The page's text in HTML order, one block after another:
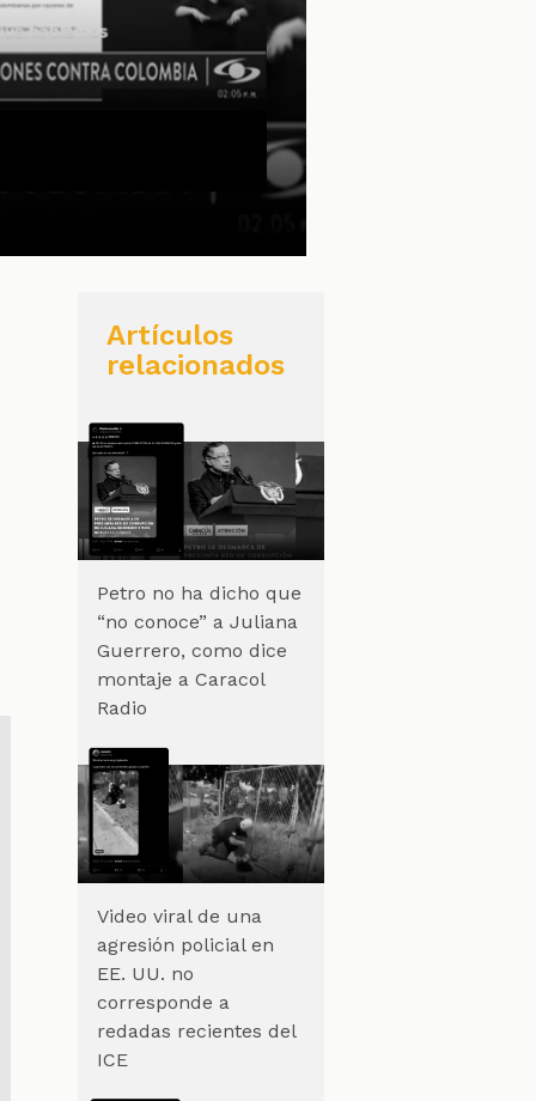
Artículos
relacionados
Petro no ha dicho que
“no conoce” a Juliana
Guerrero, como dice
montaje a Caracol
Radio
Video viral de una
agresión policial en
EE. UU. no
corresponde a
redadas recientes del
ICE